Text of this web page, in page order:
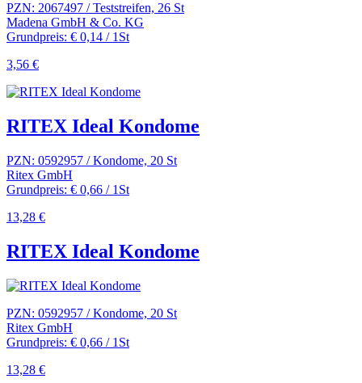
PZN: 2067497 / Teststreifen, 26 St
Madena GmbH & Co. KG
Grundpreis: € 0,14 / 1St
3,56 €
RITEX Ideal Kondome
PZN: 0592957 / Kondome, 20 St
Ritex GmbH
Grundpreis: € 0,66 / 1St
13,28 €
RITEX Ideal Kondome
PZN: 0592957 / Kondome, 20 St
Ritex GmbH
Grundpreis: € 0,66 / 1St
13,28 €